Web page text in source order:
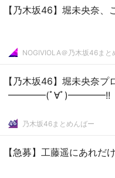
【乃木坂46】堀未央奈
NOGIVIOLA＠乃木坂46まと
【乃木坂46】堀未央奈
━━━━(ﾟ∀ﾟ)━━━━!!
乃木坂46まとめんばー
【急募】工藤遥にあれだ